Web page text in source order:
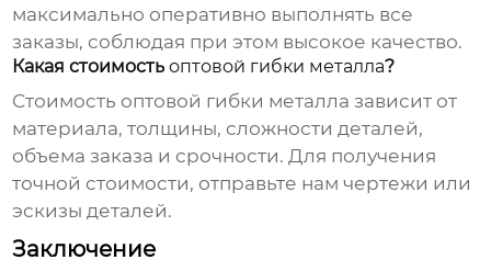
максимально оперативно выполнять все
заказы, соблюдая при этом высокое качество.
Какая стоимостьоптовой гибки металла?
Стоимость оптовой гибки металла зависит от
материала, толщины, сложности деталей,
объема заказа и срочности. Для получения
точной стоимости, отправьте нам чертежи или
эскизы деталей.
Заключение